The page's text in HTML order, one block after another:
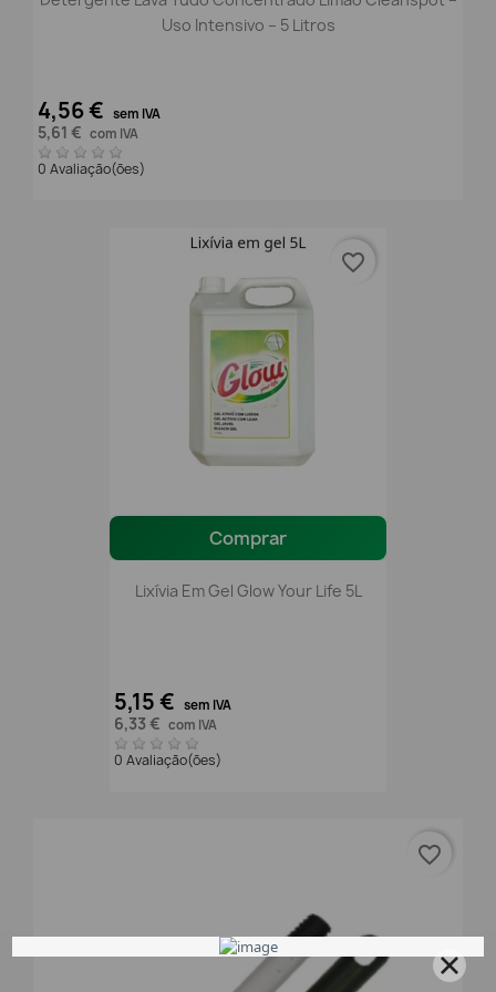
Uso Intensivo – 5 Litros
4,56 € sem IVA
5,61 € com IVA
0 Avaliação(ões)
Comprar
Lixívia Em Gel Glow Your Life 5L
5,15 € sem IVA
6,33 € com IVA
0 Avaliação(ões)
favorite_border
favorite_border